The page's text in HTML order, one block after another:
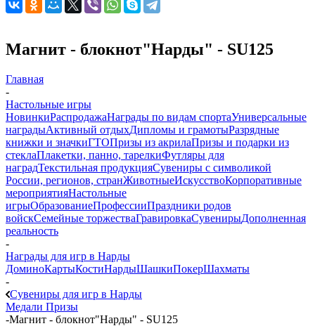
Магнит - блокнот"Нарды" - SU125
Главная
-
Настольные игры
НовинкиРаспродажаНаграды по видам спортаУниверсальные
наградыАктивный отдыхДипломы и грамотыРазрядные
книжки и значкиГТОПризы из акрилаПризы и подарки из
стеклаПлакетки, панно, тарелкиФутляры для
наградТекстильная продукцияСувениры с символикой
России, регионов, странЖивотныеИскусствоКорпоративные
мероприятияНастольные
игрыОбразованиеПрофессииПраздники родов
войскСемейные торжестваГравировкаСувенирыДополненная
реальность
-
Награды для игр в Нарды
ДоминоКартыКостиНардыШашкиПокерШахматы
-
Сувениры для игр в Нарды
Медали Призы
-Магнит - блокнот"Нарды" - SU125